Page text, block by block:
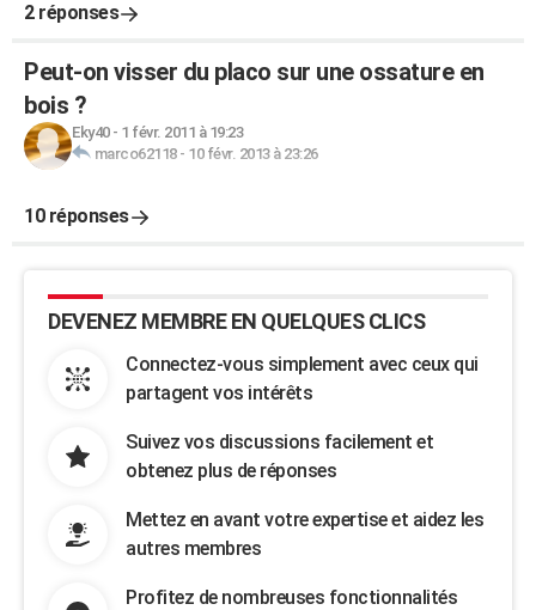
2 réponses
Peut-on visser du placo sur une ossature en
bois ?
Eky40- 1 févr. 2011 à 19:23
marco62118- 10 févr. 2013 à 23:26
10 réponses
DEVENEZ MEMBRE EN QUELQUES CLICS
Connectez-vous simplement avec ceux qui
partagent vos intérêts
Suivez vos discussions facilement et
obtenez plus de réponses
Mettez en avant votre expertise et aidez les
autres membres
Profitez de nombreuses fonctionnalités